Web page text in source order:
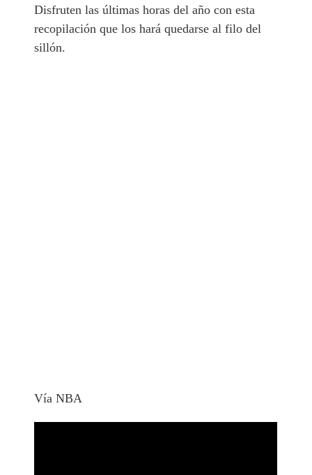
Disfruten las últimas horas del año con esta
recopilación que los hará quedarse al filo del
sillón.
Vía NBA